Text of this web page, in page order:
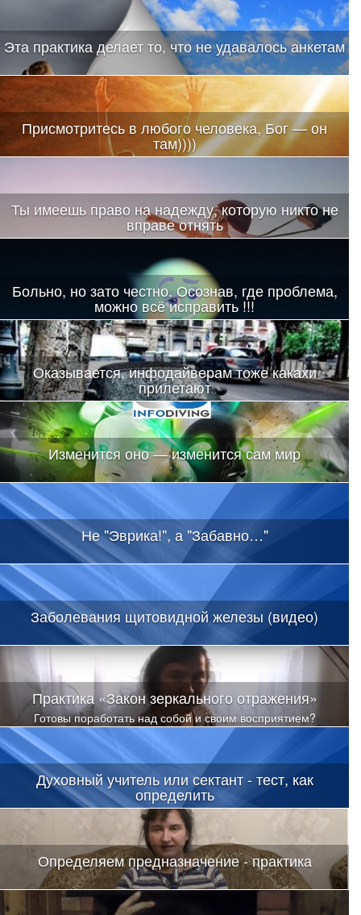
Эта практика делает то, что не удавалось анкетам
Присмотритесь в любого человека, Бог — он
там))))
Ты имеешь право на надежду, которую никто не
вправе отнять
Больно, но зато честно. Осознав, где проблема,
можно всё исправить !!!
Оказывается, инфодайверам тоже какахи
прилетают
Изменится оно — изменится сам мир
Не "Эврика!", а "Забавно…"
Заболевания щитовидной железы (видео)
Практика «Закон зеркального отражения»
Готовы поработать над собой и своим восприятием?
Духовный учитель или сектант - тест, как
определить
Определяем предназначение - практика